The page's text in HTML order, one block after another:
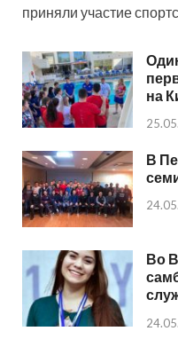
приняли участие
на
В
Во